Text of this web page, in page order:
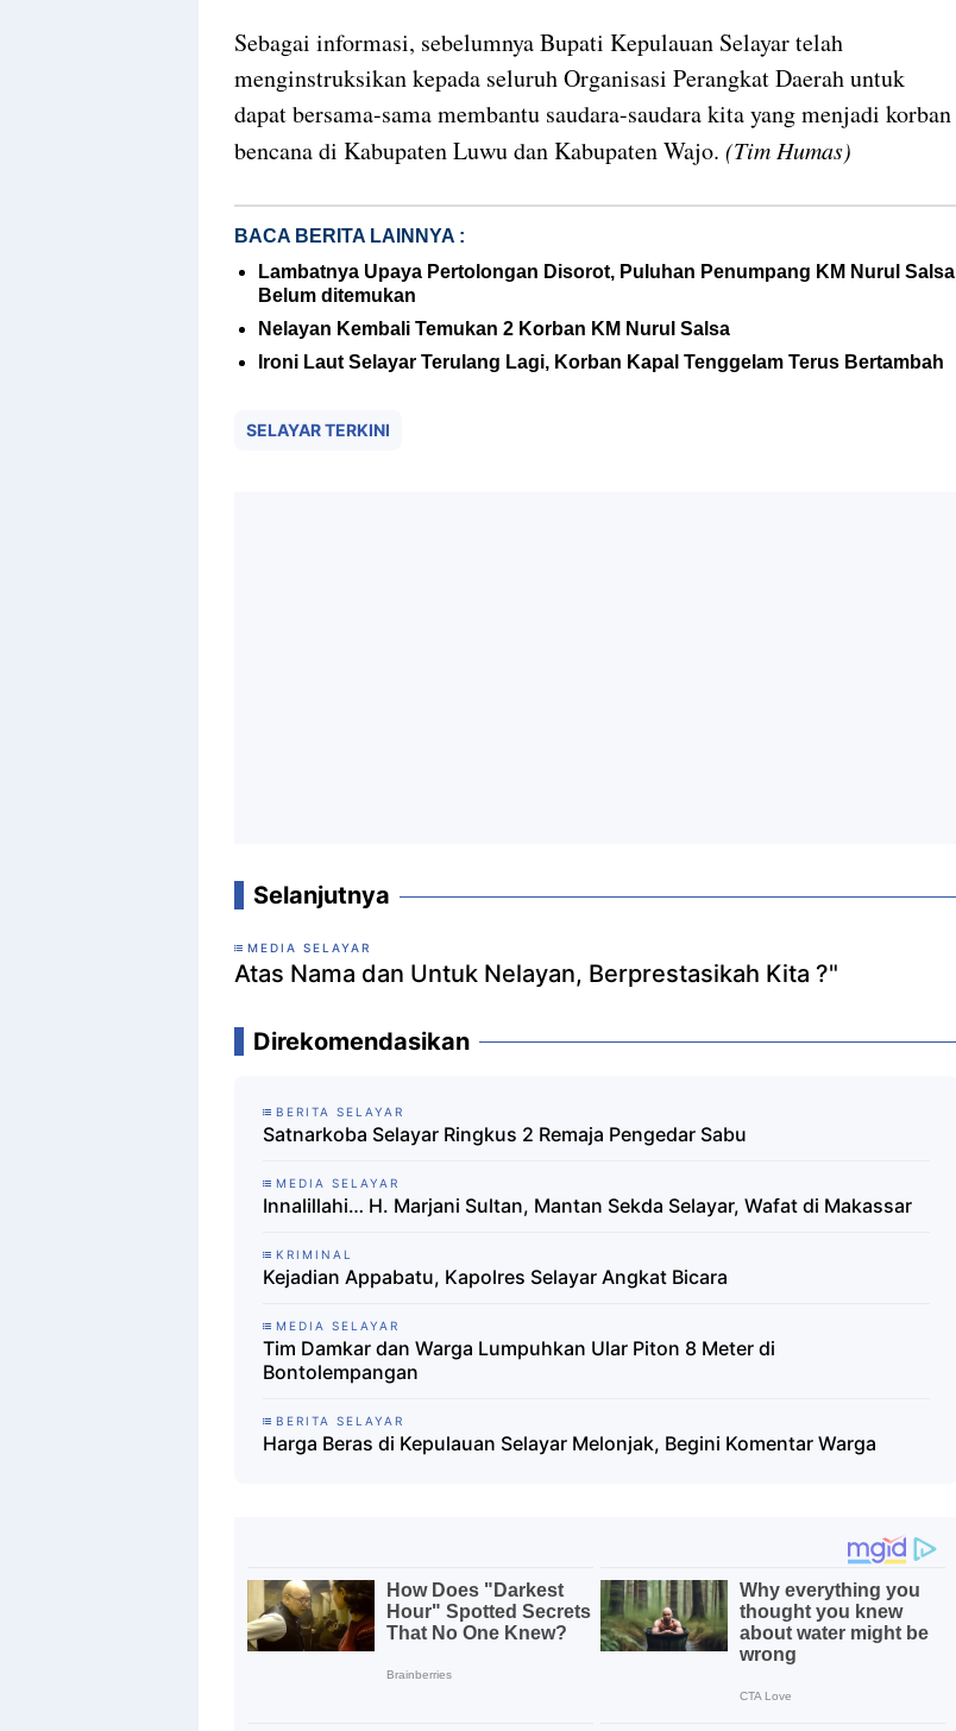
Sebagai informasi, sebelumnya Bupati Kepulauan Selayar telah
menginstruksikan kepada seluruh Organisasi Perangkat Daerah untuk
dapat bersama-sama membantu saudara-saudara kita yang menjadi korban
bencana di Kabupaten Luwu dan Kabupaten Wajo. (Tim Humas)
BACA BERITA LAINNYA :
Lambatnya Upaya Pertolongan Disorot, Puluhan Penumpang KM Nurul Salsa
Belum ditemukan
Nelayan Kembali Temukan 2 Korban KM Nurul Salsa
Ironi Laut Selayar Terulang Lagi, Korban Kapal Tenggelam Terus Bertambah
SELAYAR TERKINI
Selanjutnya
MEDIA SELAYAR
Atas Nama dan Untuk Nelayan, Berprestasikah Kita ?"
Direkomendasikan
BERITA SELAYAR
Satnarkoba Selayar Ringkus 2 Remaja Pengedar Sabu
MEDIA SELAYAR
Innalillahi… H. Marjani Sultan, Mantan Sekda Selayar, Wafat di Makassar
KRIMINAL
Kejadian Appabatu, Kapolres Selayar Angkat Bicara
MEDIA SELAYAR
Tim Damkar dan Warga Lumpuhkan Ular Piton 8 Meter di
Bontolempangan
BERITA SELAYAR
Harga Beras di Kepulauan Selayar Melonjak, Begini Komentar Warga